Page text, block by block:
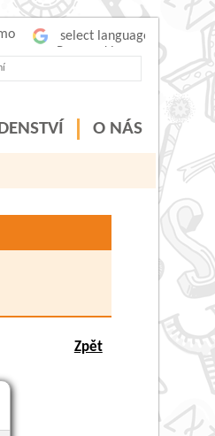
O NÁS
Zpět